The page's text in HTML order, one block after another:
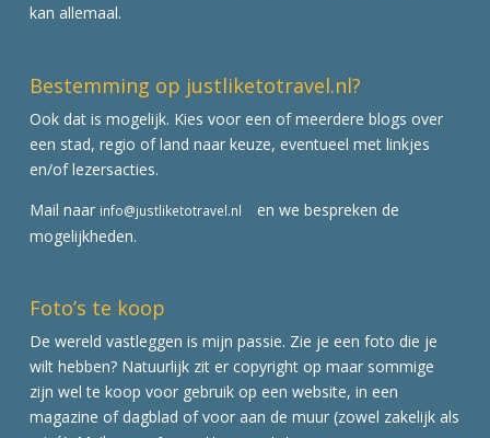
kan allemaal.
Bestemming op justliketotravel.nl?
Ook dat is mogelijk. Kies voor een of meerdere blogs over
een stad, regio of land naar keuze, eventueel met linkjes
en/of lezersacties.
Mail naar info@justliketotravel.nl
en we bespreken de
mogelijkheden.
Foto’s te koop
De wereld vastleggen is mijn passie. Zie je een foto die je
wilt hebben? Natuurlijk zit er copyright op maar sommige
zijn wel te koop voor gebruik op een website, in een
magazine of dagblad of voor aan de muur (zowel zakelijk als